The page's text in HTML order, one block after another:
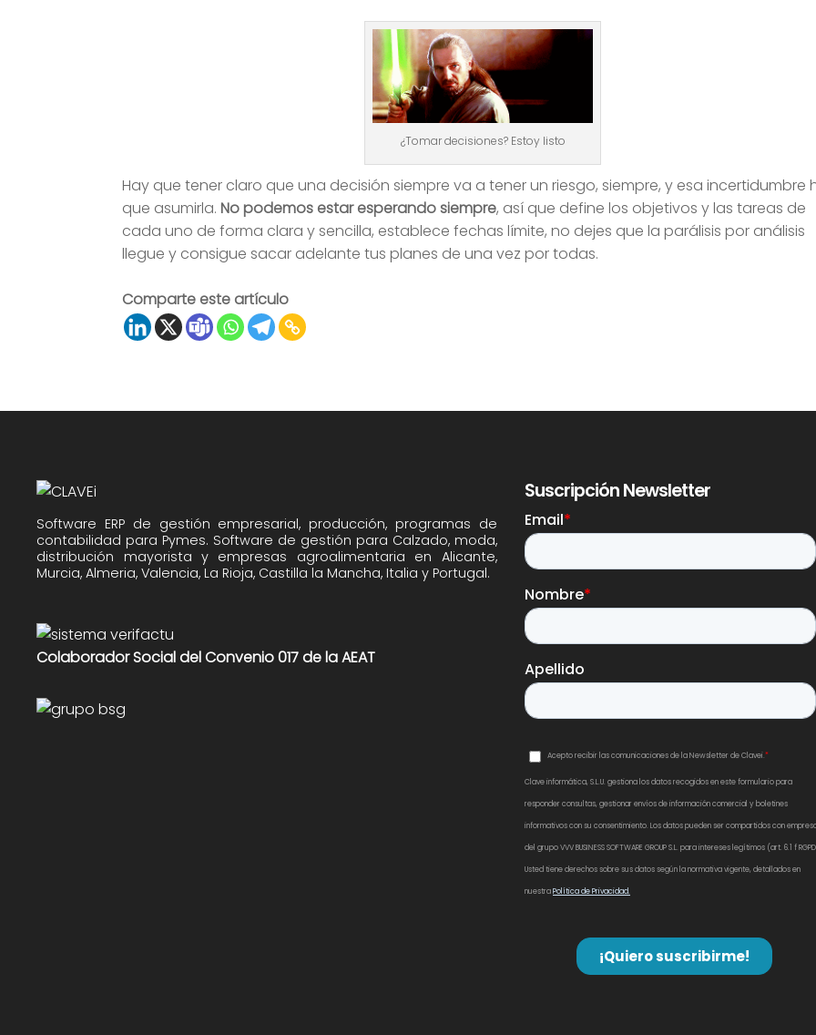
¿Tomar decisiones? Estoy listo
Hay que tener claro que una decisión siempre va a tener un riesgo, siempre, y esa incertidumbre
que asumirla.No podemos estar esperando siempre, así que define los objetivos y las tareas de
cada uno de forma clara y sencilla, establece fechas límite, no dejes que la parálisis por análisis
llegue y consigue sacar adelante tus planes de una vez por todas.
Comparte este artículo
Software ERP de gestión empresarial, producción, programas de
contabilidad para Pymes. Software de gestión para Calzado, moda,
distribución mayorista y empresas agroalimentaria en Alicante,
Murcia, Almeria, Valencia, La Rioja, Castilla la Mancha, Italia y Portugal.
Colaborador Social del Convenio 017 de la AEAT
Suscripción Newsletter